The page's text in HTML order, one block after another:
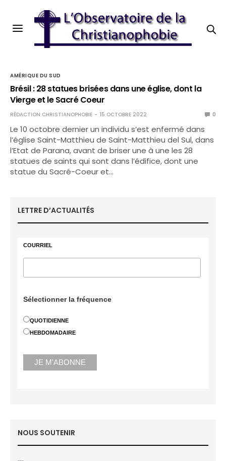
AMÉRIQUE DU SUD
Brésil : 28 statues brisées dans une église, dont la
Vierge et le Sacré Coeur
RÉDACTION CHRISTIANOPHOBIE 15 OCTOBRE 2022 0
Le 10 octobre dernier un individu s’est enfermé dans
l’église Saint-Matthieu de Saint-Matthieu del Sul, dans
l’Etat de Parana, avant de briser une à une les 28
statues de saints qui sont dans l’édifice, dont une
statue du Sacré-Coeur et…
LETTRE D’ACTUALITÉS
COURRIEL
Sélectionner la fréquence
QUOTIDIENNE
HEBDOMADAIRE
NOUS SOUTENIR